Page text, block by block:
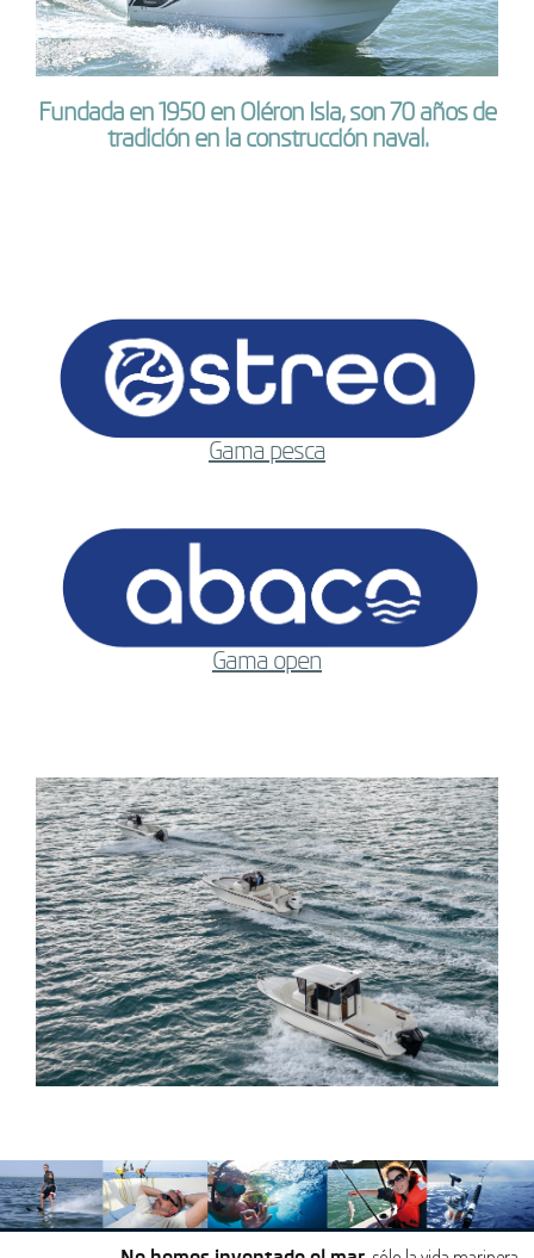
Fundada en 1950 en Oléron Isla, son 70 años de
tradición en la construcción naval.
Gama pesca
Gama open